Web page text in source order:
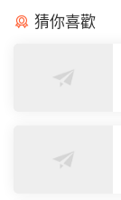
猜你喜歡